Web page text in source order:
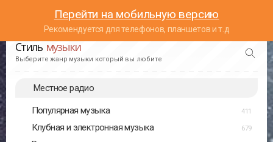
Перейти на мобильную версию
Рекомендуется для телефонов, планшетов и т.д
Стиль музыки
Выберите жанр музыки который вы любите
Местное радио
Популярная музыка 411
Клубная и электронная музыка 679